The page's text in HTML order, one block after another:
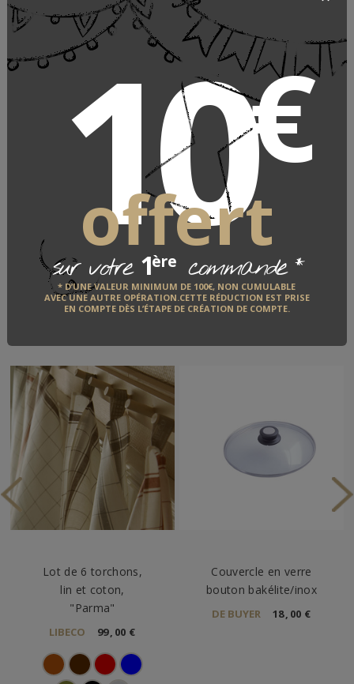
10€
offert
sur votre 1ère commande*
* D’UNE VALEUR MINIMUM DE 100€, NON CUMULABLE
AVEC UNE AUTRE OPÉRATION.CETTE RÉDUCTION EST PRISE
EN COMPTE DÈS L’ÉTAPE DE CRÉATION DE COMPTE.
DE BUYER
LE FABRICANT
DÉCOUVRIR
VOUS AIMEREZ AUSSI
Lot de 6 torchons,
lin et coton,
"Parma"
LIBECO 99, 00 €
Couvercle en verre
bouton bakélite/inox
DE BUYER 18, 00 €